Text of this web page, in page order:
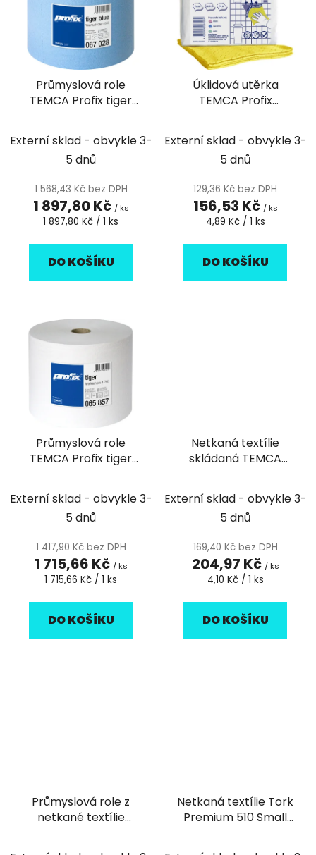
ů
k
Průmyslová role
TEMCA Profix tiger
Externí sklad - obvykle 3-
5 dnů
1 568,43 Kč bez DPH
1 897,80 Kč / ks
Měrná
1 897,80 Kč / 1 ks
DO KOŠÍKU
Úklidová utěrka
TEMCA Profix
Externí sklad - obvykle 3-
5 dnů
129,36 Kč bez DPH
156,53 Kč / ks
Měrná
4,89 Kč / 1 ks
DO KOŠÍKU
Průmyslová role
TEMCA Profix tiger
Externí sklad - obvykle 3-
5 dnů
1 417,90 Kč bez DPH
1 715,66 Kč / ks
Měrná
1 715,66 Kč / 1 ks
DO KOŠÍKU
Netkaná textílie
skládaná TEMCA
32x60cm - 50ks
Externí sklad - obvykle 3-
5 dnů
169,40 Kč bez DPH
204,97 Kč / ks
Měrná
4,10 Kč / 1 ks
DO KOŠÍKU
Průmyslová role z
netkané textílie
power crep 500 bílá -
Netkaná textílie Tork
Premium 510 Small